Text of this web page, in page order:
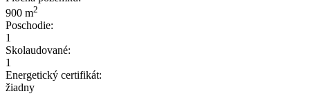
900 m2
Poschodie:
1
Skolaudované:
1
Energetický certifikát:
žiadny